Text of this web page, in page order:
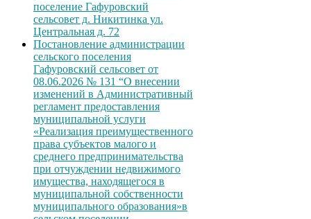
поселение Гафуровский
сельсовет д. Никитинка ул.
Центральная д. 72
Постановление администрации
сельского поселения
Гафуровский сельсовет от
08.06.2026 № 131 “О внесении
изменений в Административный
регламент предоставления
муниципальной услуги
«Реализация преимущественного
права субъектов малого и
среднего предпринимательства
при отчуждении недвижимого
имущества, находящегося в
муниципальной собственности
муниципального образования»в